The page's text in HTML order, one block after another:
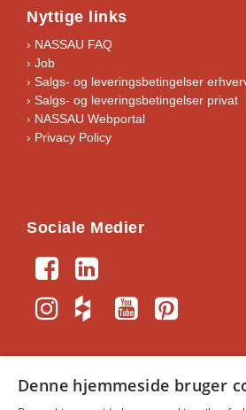
Nyttige links
› NASSAU FAQ
› Job
› Salgs- og leveringsbetingelser
› Salgs- og leveringsbetingelser privat
› NASSAU Webportal
› Privacy Policy
Sociale Medier
Denne hjemmeside bruger